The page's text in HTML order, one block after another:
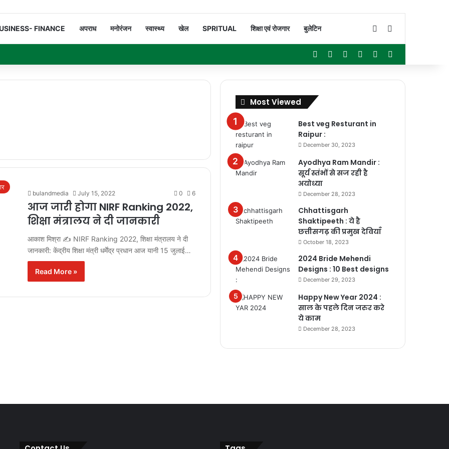
FINANCE अपराध मनोरंजन स्वास्थ्य खेल SPRITUAL शिक्षा एवं रोजगार बुलेटिन Switch skin
Facebook YouTubeInstagramWhatsApp
bulandmedia July 15, 2022 0 6
आज जारी होगा NIRF Ranking 2022,
शिक्षा मंत्रालय ने दी जानकारी
आकाश मिश्रा ✍️ NIRF Ranking 2022, शिक्षा मंत्रालय ने दी
जानकारी: केंद्रीय शिक्षा मंत्री धर्मेंद्र प्रधान आज यानी 15 जुलाई…
Read More »
Most Viewed
Best veg Resturant in
Raipur :
December 30, 2023
Ayodhya Ram Mandir :
सूर्य स्तंभों से सज रही है
अयोध्या
December 28, 2023
Chhattisgarh
Shaktipeeth : ये है
छत्तीसगढ़ की प्रमुख देवियाँ
October 18, 2023
2024 Bride Mehendi
Designs : 10 Best designs
December 29, 2023
Happy New Year 2024 :
साल के पहले दिन जरुर करे
ये काम
December 28, 2023